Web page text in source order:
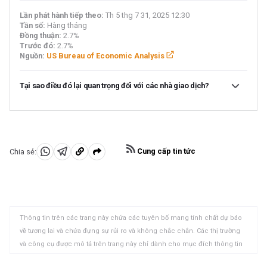
Lần phát hành tiếp theo: Th 5 thg 7 31, 2025 12:30
Tần số: Hàng tháng
Đồng thuận: 2.7%
Trước đó: 2.7%
Nguồn: US Bureau of Economic Analysis
Tại sao điều đó lại quan trọng đối với các nhà giao dịch?
và Thu nhập Cá nhân. Các nhà hoạch định chính sách của
Ủy ban Thị trường mở Liên bang (FOMC) sử dụng Chỉ số
theo hướng thắt chặt chính sách tiền tệ, tăng lãi suất có
thể xảy ra trong hướng dẫn về phía trước của Fed và
Chia sẻ:
Chia Chia Sao
tạm
Cung cấp tin tức
Thông tin trên các trang này chứa các tuyên bố mang tính chất dự báo
về tương lai và chứa đựng sự rủi ro và không chắc chắn. Các thị trường
và công cụ được mô tả trên trang này chỉ dành cho mục đích thông tin